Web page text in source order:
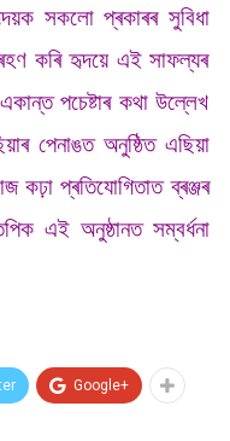
সকলো প্ৰকাৰৰ সুবিধা
কৰি হৃদয়ে এই সাফল্যৰ
পচেষ্টাৰ কথা উল্লেখ
পেনাঙত অনুষ্ঠিত এছিয়া
কঢ়া প্ৰতিযোগিতাত ব্ৰঞ্জৰ
এই অনুষ্ঠানত সম্বৰ্ধনা
Google+